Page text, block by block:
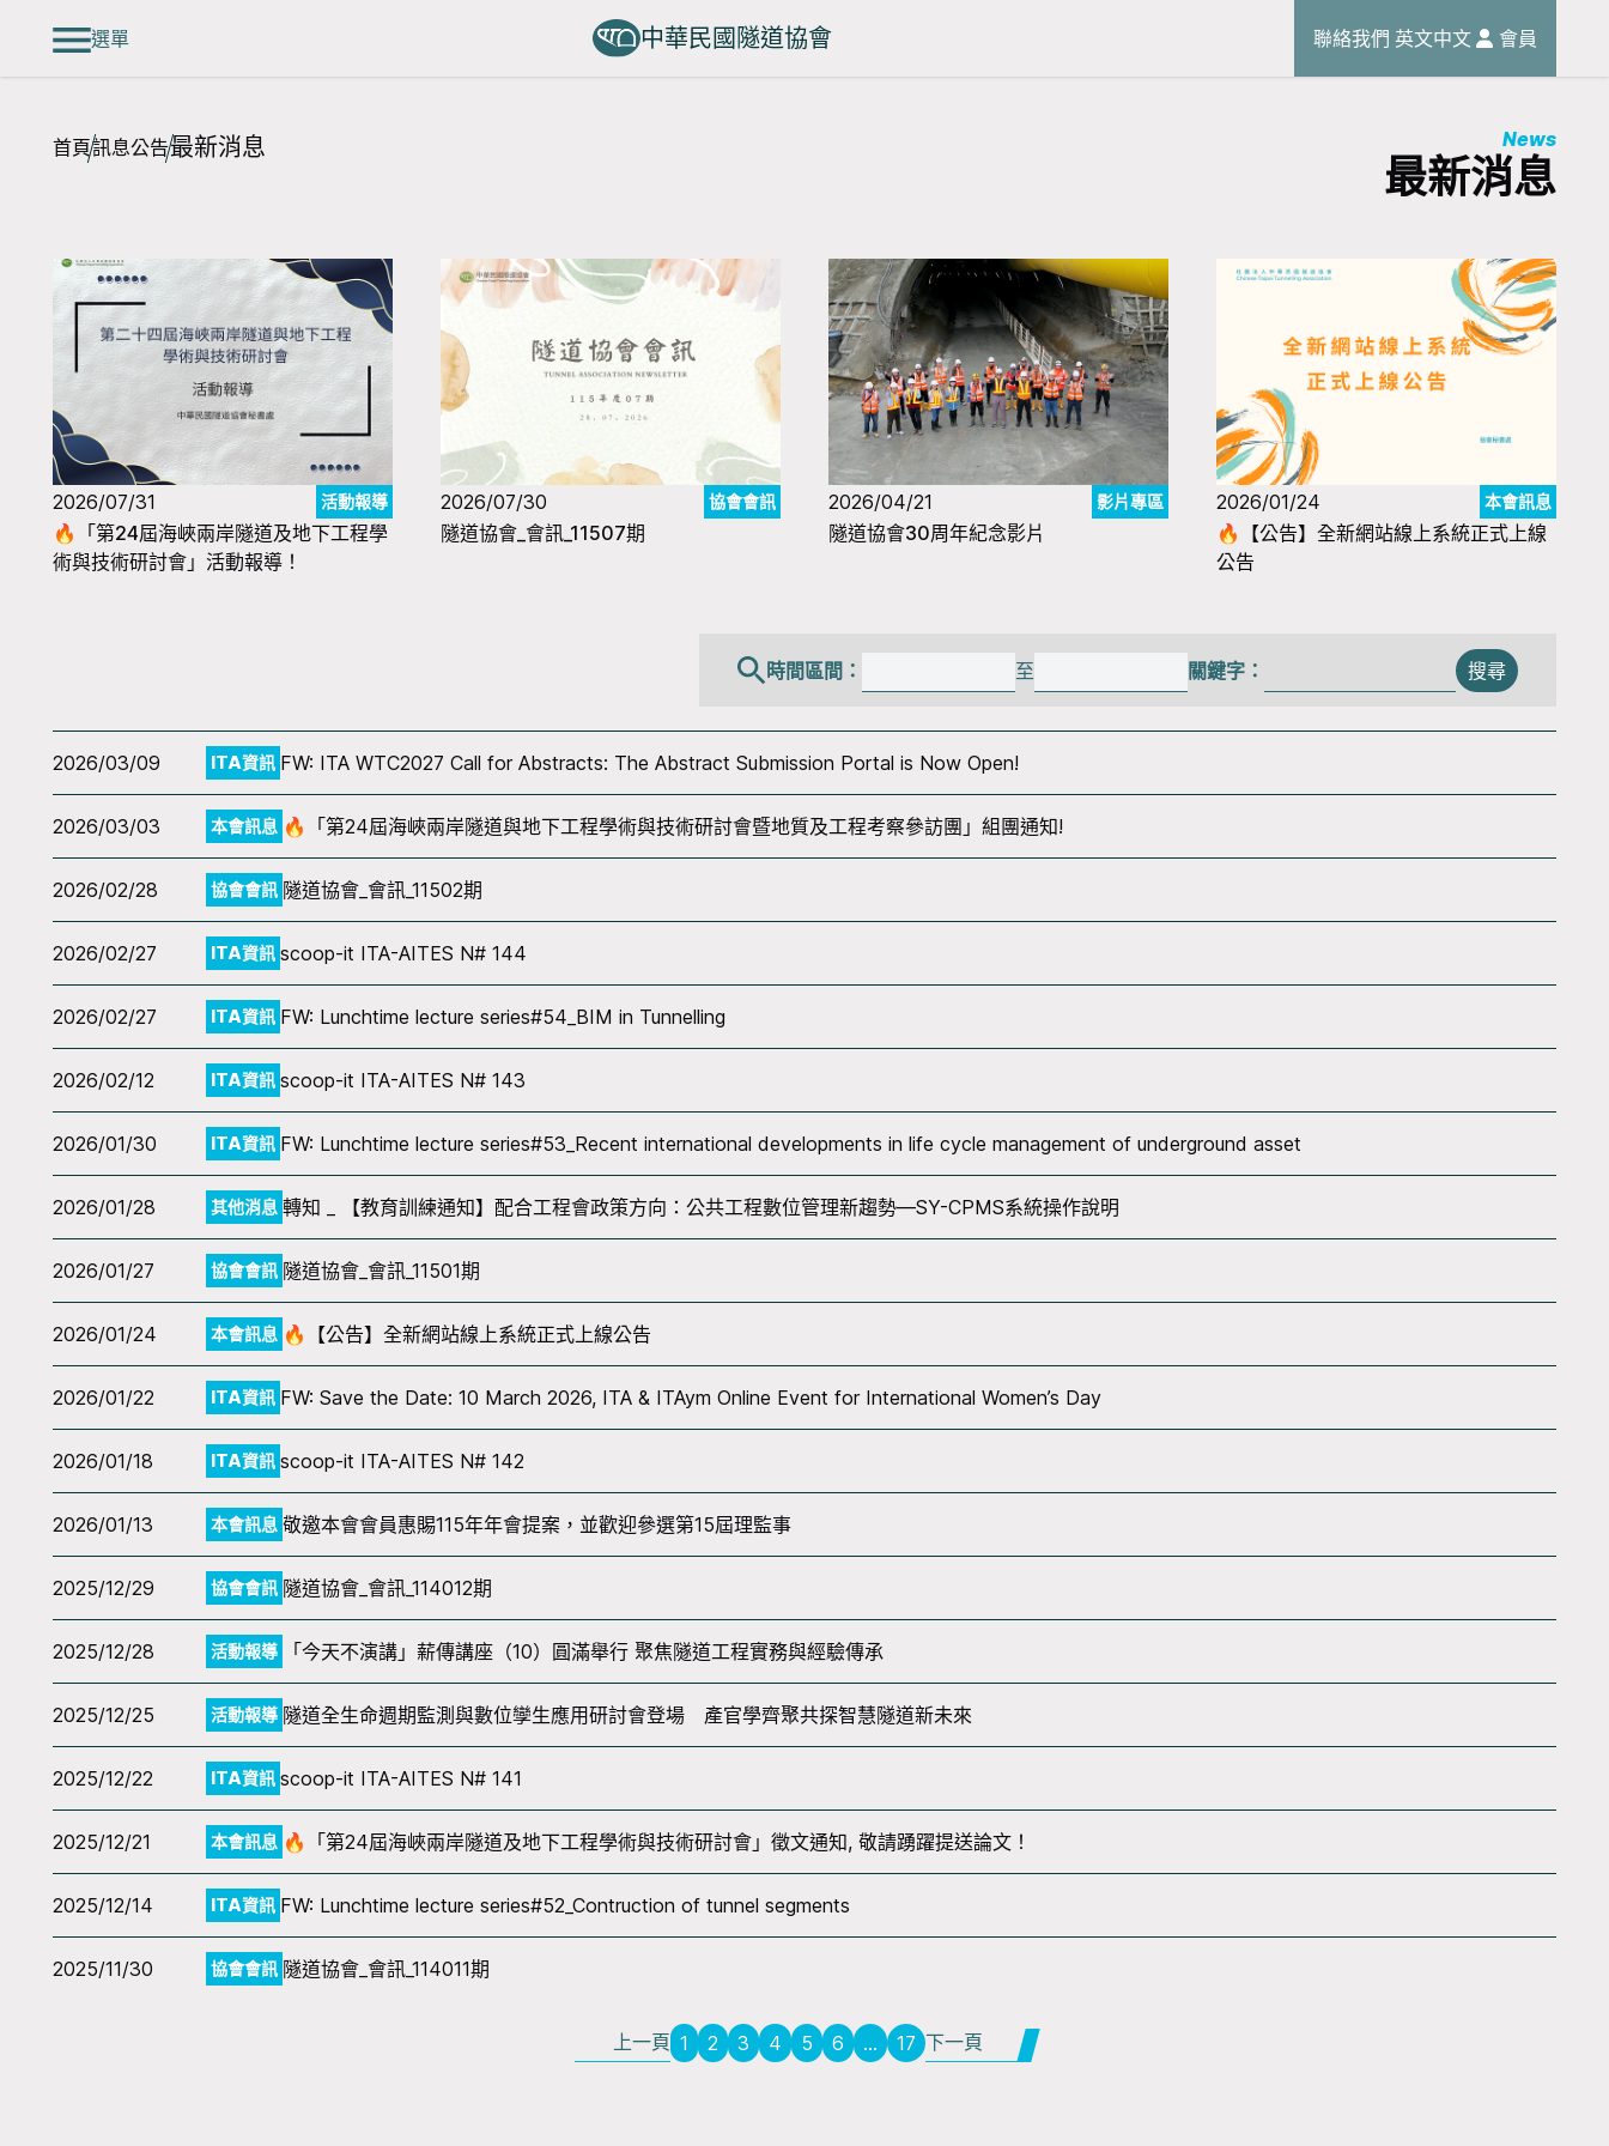
選單 中華民國隧道協會 聯絡我們 英文中文 會員
首頁訊息公告最新消息 News
最新消息
2026/07/31 活動報導
🔥「第24屆海峽兩岸隧道及地下工程學
術與技術研討會」活動報導！
2026/07/30 協會會訊
隧道協會_會訊_11507期
2026/04/21 影片專區
隧道協會30周年紀念影片
2026/01/24 本會訊息
🔥【公告】全新網站線上系統正式上線
公告
時間區間： 至 關鍵字： 搜尋
2026/03/09 ITA資訊 FW: ITA WTC2027 Call for Abstracts: The Abstract Submission Portal is Now Open!
2026/03/03 本會訊息 🔥「第24屆海峽兩岸隧道與地下工程學術與技術研討會暨地質及工程考察參訪團」組團通知!
2026/02/28 協會會訊 隧道協會_會訊_11502期
2026/02/27 ITA資訊 scoop-it ITA-AITES N# 144
2026/02/27 ITA資訊 FW: Lunchtime lecture series#54_BIM in Tunnelling
2026/02/12 ITA資訊 scoop-it ITA-AITES N# 143
2026/01/30 ITA資訊 FW: Lunchtime lecture series#53_Recent international developments in life cycle management of underground asset
2026/01/28 其他消息 轉知 _ 【教育訓練通知】配合工程會政策方向：公共工程數位管理新趨勢—SY-CPMS系統操作說明
2026/01/27 協會會訊 隧道協會_會訊_11501期
2026/01/24 本會訊息 🔥【公告】全新網站線上系統正式上線公告
2026/01/22 ITA資訊 FW: Save the Date: 10 March 2026, ITA & ITAym Online Event for International Women’s Day
2026/01/18 ITA資訊 scoop-it ITA-AITES N# 142
2026/01/13 本會訊息 敬邀本會會員惠賜115年年會提案，並歡迎參選第15屆理監事
2025/12/29 協會會訊 隧道協會_會訊_114012期
2025/12/28 活動報導 「今天不演講」薪傳講座（10）圓滿舉行 聚焦隧道工程實務與經驗傳承
2025/12/25 活動報導 隧道全生命週期監測與數位孿生應用研討會登場 產官學齊聚共探智慧隧道新未來
2025/12/22 ITA資訊 scoop-it ITA-AITES N# 141
2025/12/21 本會訊息 🔥「第24屆海峽兩岸隧道及地下工程學術與技術研討會」徵文通知, 敬請踴躍提送論文！
2025/12/14 ITA資訊 FW: Lunchtime lecture series#52_Contruction of tunnel segments
2025/11/30 協會會訊 隧道協會_會訊_114011期
上一頁 1 2 3 4 5 6 ... 17 下一頁